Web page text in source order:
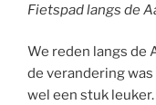
Fietspad langs de
We reden langs de
de verandering
wel een stuk leuker.